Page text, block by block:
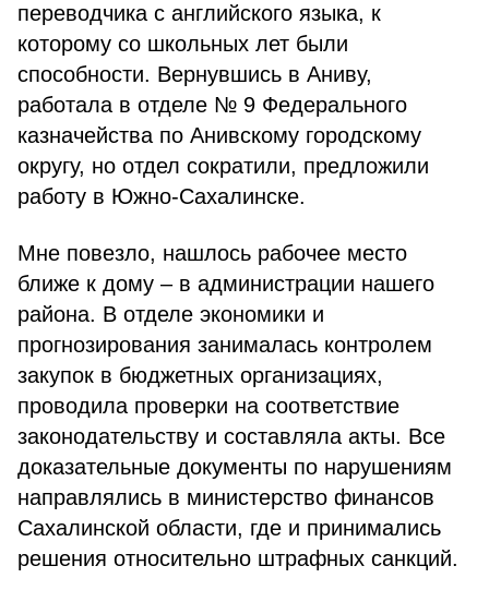
переводчика с английского языка, к
которому со школьных лет были
способности. Вернувшись в Аниву,
работала в отделе № 9 Федерального
казначей­ства по Анивскому городскому
окру­гу, но отдел сократили, предложили
работу в Южно-Сахалинске.
Мне повезло, нашлось рабочее ме­сто
ближе к дому – в администрации нашего
района. В отделе экономики и
прогнозирования занималась контролем
закупок в бюджетных организаци­ях,
проводила проверки на соответ­ствие
законодательству и составляла акты. Все
доказательные документы по нарушениям
направлялись в ми­нистерство финансов
Сахалинской области, где и принимались
решения относительно штрафных санкций.